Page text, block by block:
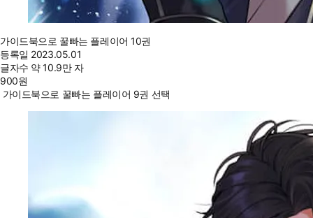
가이드북으로 꿀빠는 플레이어 10권
등록일 2023.05.01
글자수 약 10.9만 자
900원
가이드북으로 꿀빠는 플레이어 9권 선택